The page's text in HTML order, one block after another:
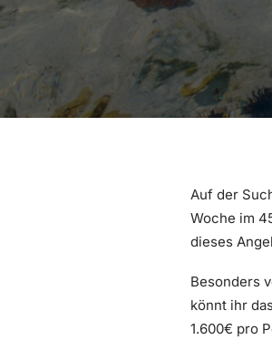
Auf der
Woche im
dieses
Besonders
könnt ihr
1.600€ pro